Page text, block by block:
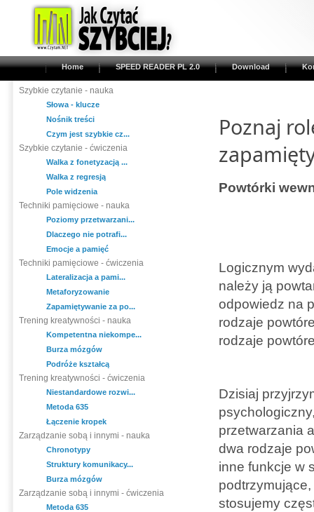
Home SPEED READER PL 2.0 Download
Szybkie czytanie - nauka
Słowa - klucze
Nośnik treści
Czym jest szybkie cz...
Szybkie czytanie - ćwiczenia
Walka z fonetyzacją ...
Walka z regresją
Pole widzenia
Techniki pamięciowe - nauka
Poziomy przetwarzani...
Dlaczego nie potrafi...
Emocje a pamięć
Techniki pamięciowe - ćwiczenia
Lateralizacja a pami...
Metaforyzowanie
Zapamiętywanie za po...
Trening kreatywności - nauka
Kompetentna niekompe...
Burza mózgów
Podróże kształcą
Trening kreatywności - ćwiczenia
Niestandardowe rozwi...
Metoda 635
Łączenie kropek
Zarządzanie sobą i innymi - nauka
Chronotypy
Struktury komunikacy...
Burza mózgów
Zarządzanie sobą i innymi - ćwiczenia
Metoda 635
Poznaj
Powtórki
Logicznym
należy ją
odpowiedz na
rodzaje
rodzaje
Dzisiaj
przetwarzania
dwa rodzaje
inne funkcje w
stosujemy